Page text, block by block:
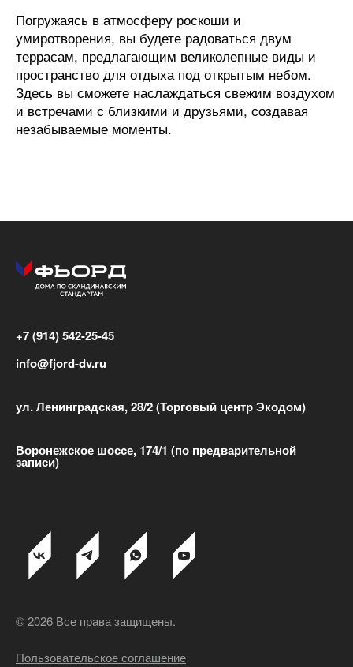
Погружаясь в атмосферу роскоши и
умиротворения, вы будете радоваться двум
террасам, предлагающим великолепные виды и
пространство для отдыха под открытым небом.
Здесь вы сможете наслаждаться свежим воздухом
и встречами с близкими и друзьями, создавая
незабываемые моменты.
+7 (914) 542-25-45
info@fjord-dv.ru
ул. Ленинградская, 28/2 (Торговый центр Экодом)
Воронежское шоссе, 174/1 (по предварительной
записи)
© 2026 Все права защищены.
Пользовательское соглашение